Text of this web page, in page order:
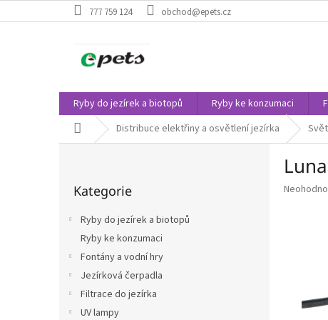
na
777 759 124 obchod@epets.cz
Ryby do jezírek a biotopů Ryby ke konzumaci
Domů Distribuce elektřiny a osvětlení jezírka
kategorie
Kategorie
Ryby do jezírek a biotopů
Ryby ke konzumaci
Fontány a vodní hry
Jezírková čerpadla
Filtrace do jezírka
UV lampy
Průměrné